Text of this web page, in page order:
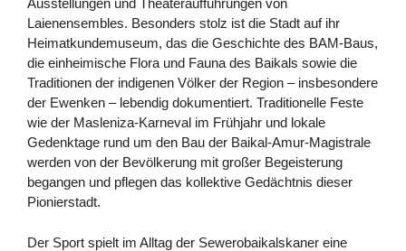
Ausstellungen und Theateraufführungen von
Laienensembles. Besonders stolz ist die Stadt auf ihr
Heimatkundemuseum, das die Geschichte des BAM-Baus,
die einheimische Flora und Fauna des Baikals sowie die
Traditionen der indigenen Völker der Region – insbesondere
der Ewenken – lebendig dokumentiert. Traditionelle Feste
wie der Masleniza-Karneval im Frühjahr und lokale
Gedenktage rund um den Bau der Baikal-Amur-Magistrale
werden von der Bevölkerung mit großer Begeisterung
begangen und pflegen das kollektive Gedächtnis dieser
Pionierstadt.
Der Sport spielt im Alltag der Sewerobaikalskaner eine